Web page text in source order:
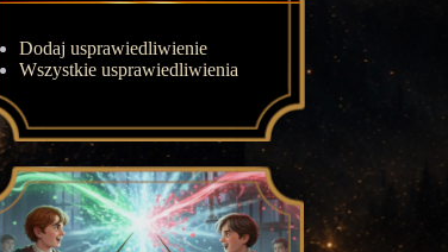
Dodaj usprawiedliwienie
Wszystkie usprawiedliwienia